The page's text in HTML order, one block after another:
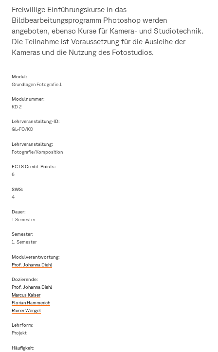
Freiwillige Einführungskurse in das
Bildbearbeitungsprogramm Photoshop werden
angeboten, ebenso Kurse für Kamera- und Studiotechnik.
Die Teilnahme ist Voraussetzung für die Ausleihe der
Kameras und die Nutzung des Fotostudios.
Modul:
Grundlagen Fotografie 1
Modulnummer:
KD 2
Lehrveranstaltung-ID:
GL-FO/KO
Lehrveranstaltung:
Fotografie/Komposition
ECTS Credit-Points:
6
SWS:
4
Dauer:
1 Semester
Semester:
1. Semester
Modulverantwortung:
Prof. Johanna Diehl
Dozierende:
Prof. Johanna Diehl
Marcus Kaiser
Florian Hammerich
Rainer Wengel
Lehrform:
Projekt
Häufigkeit: